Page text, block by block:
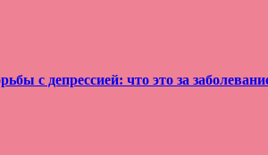
с депрессией: что это за